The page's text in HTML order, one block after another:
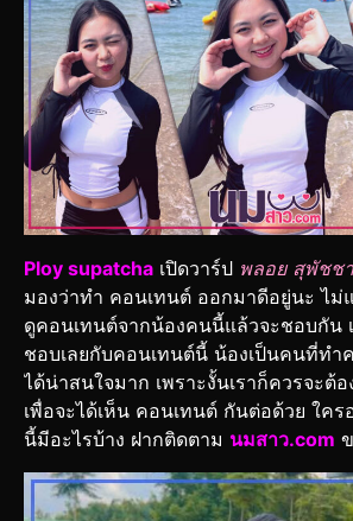
Ploy supatcha เปิดวาร์ป พลอย สุพัชชา
มองว่าทำ คอนเทนต์ ออกมาดีอยู่นะ ไม่
ดูคอนเทนต์จากน้องคนนี้แล้วจะชอบกัน เ
ชอบเลยกับคอนเทนต์นี้ น้องเป็นคนที่ทำ
ได้น่าสนใจมาก เพราะงั้นเราก็ควรจะต้
เพื่อจะได้เห็น คอนเทนต์ กันต่อด้วย ใค
นี้มีอะไรบ้าง ฝากติดตาม นมสาว.com